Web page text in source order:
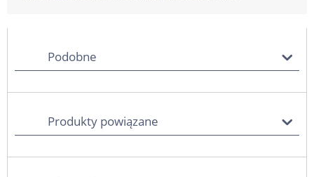
Podobne
Produkty powiązane